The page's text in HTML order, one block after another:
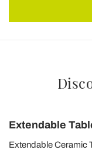
Extendable
Extendable Ceramic